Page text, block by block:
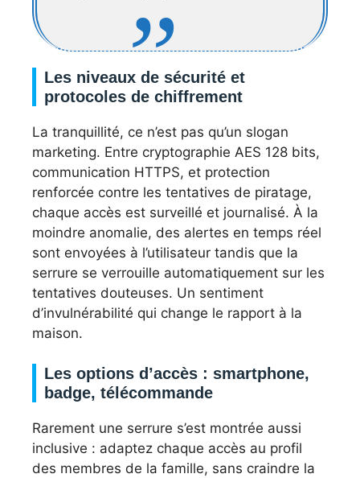
Les niveaux de sécurité et
protocoles de chiffrement
La tranquillité, ce n’est pas qu’un slogan
marketing. Entre cryptographie AES 128 bits,
communication HTTPS, et protection
renforcée contre les tentatives de piratage,
chaque accès est surveillé et journalisé. À la
moindre anomalie, des alertes en temps réel
sont envoyées à l’utilisateur tandis que la
serrure se verrouille automatiquement sur les
tentatives douteuses. Un sentiment
d’invulnérabilité qui change le rapport à la
maison.
Les options d’accès : smartphone,
badge, télécommande
Rarement une serrure s’est montrée aussi
inclusive : adaptez chaque accès au profil
des membres de la famille, sans craindre la